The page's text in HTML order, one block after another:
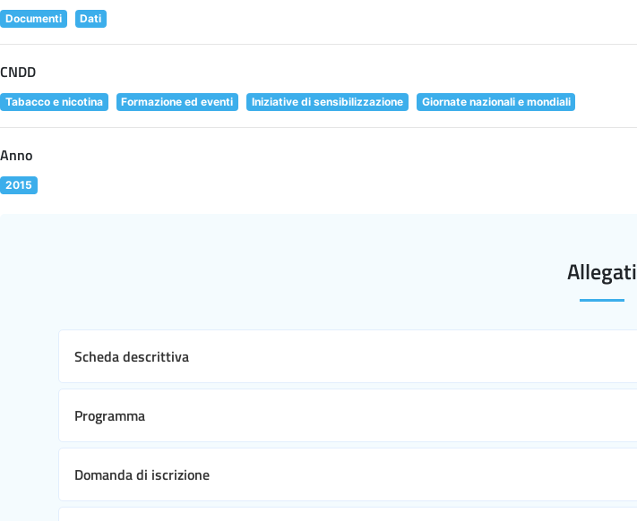
Documenti Dati
CNDD
Tabacco e nicotina Formazione ed eventi Iniziative di sensibilizzazione Giornate nazionali e mondiali
Anno
2015
Allegati
Scheda descrittiva
Programma
Domanda di iscrizione